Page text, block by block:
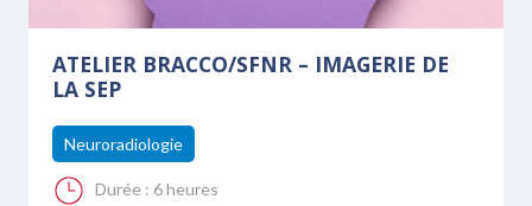
ATELIER BRACCO/SFNR – IMAGERIE DE
LA SEP
Neuroradiologie
Durée : 6 heures